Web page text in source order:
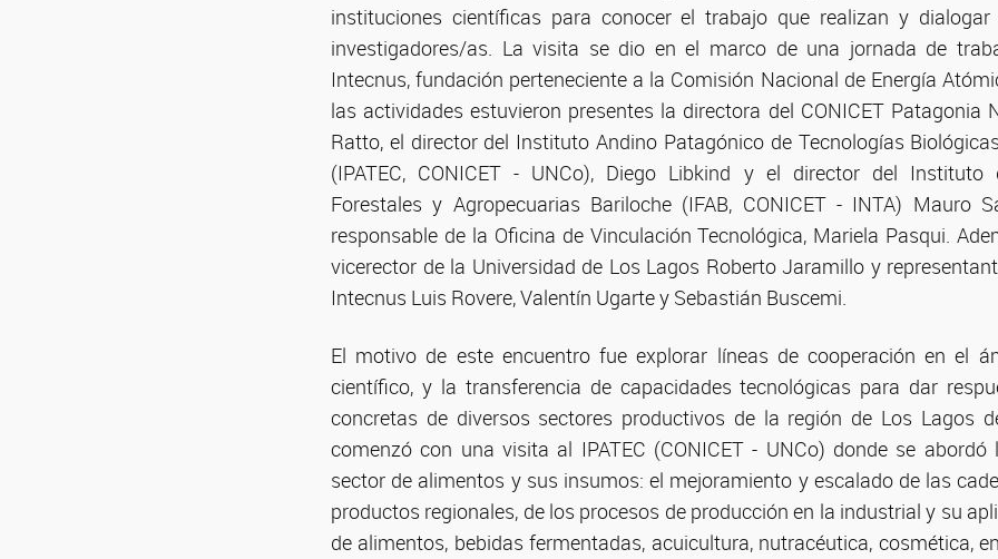
instituciones científicas para conocer el trabajo que realizan y
investigadores/as. La visita se dio en el marco de una jornada de
Intecnus, fundación perteneciente a la Comisión Nacional de Energía
las actividades estuvieron presentes la directora del CONICET Patagonia
Ratto, el director del Instituto Andino Patagónico de Tecnologías
(IPATEC, CONICET - UNCo), Diego Libkind y el director del Instituto
Forestales y Agropecuarias Bariloche (IFAB, CONICET - INTA) Mauro
responsable de la Oficina de Vinculación Tecnológica, Mariela Pasqui.
vicerector de la Universidad de Los Lagos Roberto Jaramillo y
Intecnus Luis Rovere, Valentín Ugarte y Sebastián Buscemi.
El motivo de este encuentro fue explorar líneas de cooperación en el
científico, y la transferencia de capacidades tecnológicas para dar
concretas de diversos sectores productivos de la región de Los Lagos
comenzó con una visita al IPATEC (CONICET - UNCo) donde se
sector de alimentos y sus insumos: el mejoramiento y escalado de las
productos regionales, de los procesos de producción en la industrial y su
de alimentos, bebidas fermentadas, acuicultura, nutracéutica, cosmética,